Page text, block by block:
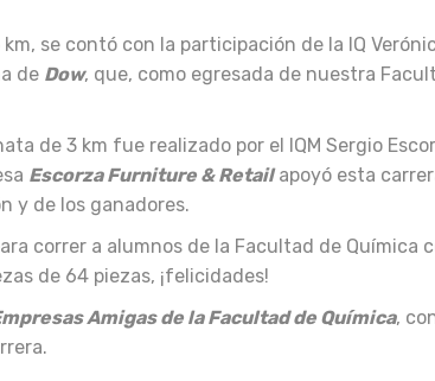
se contó con la participación de la IQ
de Dow, que, como egresada de nuestra
de 3 km fue realizado por el IQM Sergio
Escorza Furniture & Retailapoyó esta
y de los ganadores.
correr a alumnos de la Facultad de Química
de 64 piezas, ¡felicidades!
Amigas de la Facultad de Química,